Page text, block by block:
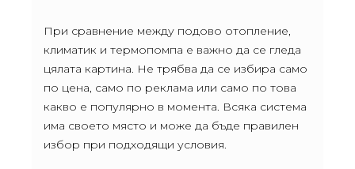
При сравнение между подово отопление,
климатик и термопомпа е важно да се гледа
цялата картина. Не трябва да се избира само
по цена, само по реклама или само по това
какво е популярно в момента. Всяка система
има своето място и може да бъде правилен
избор при подходящи условия.